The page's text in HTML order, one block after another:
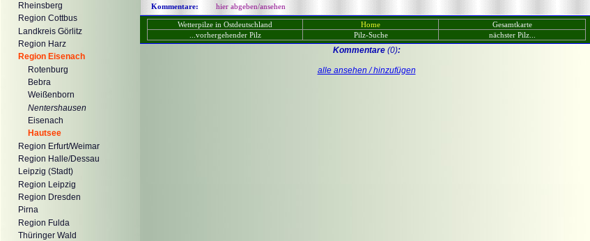
Rheinsberg
Region Cottbus
Landkreis Görlitz
Region Harz
Region Eisenach
Rotenburg
Bebra
Weißenborn
Nentershausen
Eisenach
Hautsee
Region Erfurt/Weimar
Region Halle/Dessau
Leipzig (Stadt)
Region Leipzig
Region Dresden
Pirna
Region Fulda
Thüringer Wald
Kommentare:
hier abgeben/ansehen
Wetterpilze in Ostdeutschland Home
Gesamtkarte
...vorhergehender Pilz
Pilz-Suche nächster Pilz...
Kommentare(0):
alle ansehen / hinzufügen